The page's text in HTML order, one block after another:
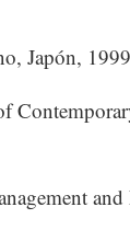
Japón, 1999